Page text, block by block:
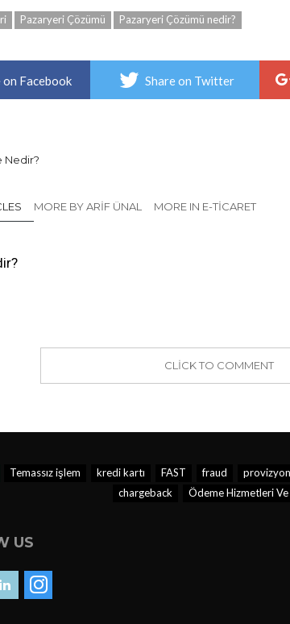
Pazaryeri Çözümü Pazaryeri Çözümü nedir?
on Facebook Share on Twitter
Nedir?
MORE BY ARIF ÜNAL MORE IN E-TICARET
CLICK TO COMMENT
Temassız işlem kredi kartı FAST fraud provizyon
chargeback
Ödeme Hizmetleri
US